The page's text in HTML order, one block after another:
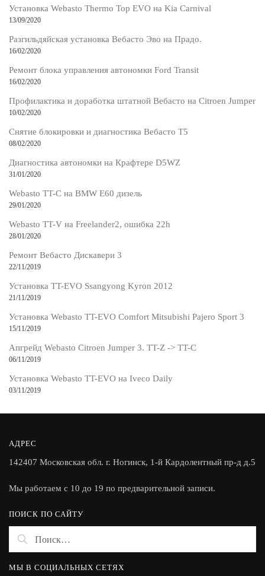
Установка Webasto Thermo Top EVO на Kia Carnival
13/09/2020
Разгильдяйская установка Вебасто Эво на Прадо.
16/02/2020
Ремонт блока управления автономки Ford Transit
16/02/2020
Профилактика и доработка штатной Вебасто на Citroen Jumper
10/02/2020
Снятие блокировки и диагностика Вебасто Т5
08/02/2020
Диагностика автономки на Крафтере D5WZ
31/01/2020
Webasto TT-C на BMW E60 дизель
29/01/2020
Webasto TT-V на Freelander2, ошибка 22h
28/01/2020
Ремонт Вебасто Дискавери 3
22/11/2019
Установка TT-EVO Ssangyong Kyron 2012
21/11/2019
Установка Webasto TT-EVO Comfort Mitsubishi Pajero Sport 3
15/11/2019
Апгрейд Webasto Citroen Jumper 3. TT-Z -> TT-C
06/11/2019
Установка Webasto TT-EVO на Iveco Daily
03/11/2019
АДРЕС
142407 Московская обл. г. Ногинск, 1-й Кардолентный пр-д д.5
Мы работаем с 10 до 19 по предварительной записи.
ПОИСК ПО САЙТУ
Найти:
МЫ В СОЦИАЛЬНЫХ СЕТЯХ